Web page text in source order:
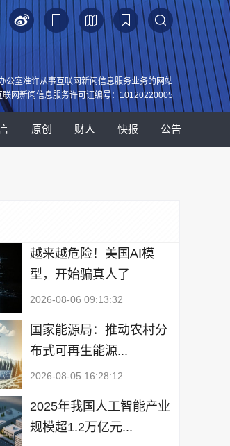
公室准许从事互联网新闻信息服务业务的网站
联网新闻信息服务许可证编号：10120220005
原创 财人 快报 公告
越来越危险！美国AI模
型，开始骗真人了
2026-08-06 09:13:32
国家能源局：推动农村分
布式可再生能源...
2026-08-05 16:28:12
2025年我国人工智能产业
规模超1.2万亿元...